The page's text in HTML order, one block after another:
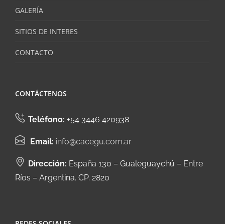
GALERÍA
SITIOS DE INTERES
CONTACTO
CONTÁCTENOS
Teléfono: +54 3446 420938
Email: info@cacegu.com.ar
Dirección: España 130 – Gualeguaychú – Entre
Ríos – Argentina. CP. 2820